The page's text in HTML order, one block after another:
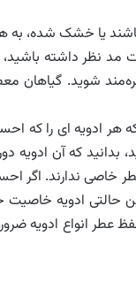
باشند یا خشک شده،
مد نظر داشته
شوید. گیاهان
هر ادویه ای را که
بدانید که آن
عطر خاصی ندارند.
چنین حالتی ادویه
عطر انواع ادویه